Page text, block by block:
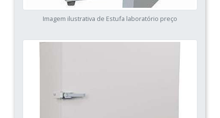
Imagem ilustrativa de Estufa laboratório preço